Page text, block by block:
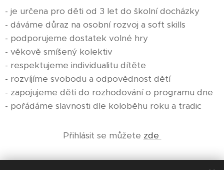
- je určena pro děti od 3 let do školní docházky
- dáváme důraz na osobní rozvoj a soft skills
- podporujeme dostatek volné hry
- věkově smíšený kolektiv
- respektujeme individualitu dítěte
- rozvíjíme svobodu a odpovědnost dětí
- zapojujeme děti do rozhodování o programu dne
- pořádáme slavnosti dle koloběhu roku a tradic
Přihlásit se můžete zde